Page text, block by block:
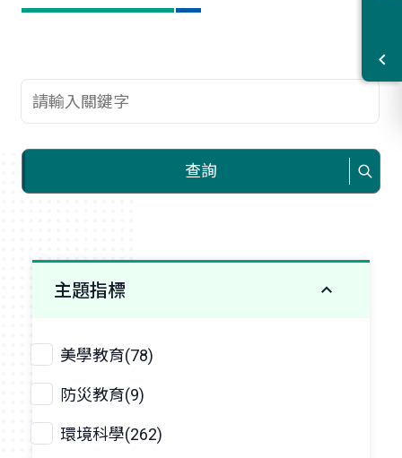
查詢關鍵字
查詢
主題指標
美學教育(78)
防災教育(9)
環境科學(262)